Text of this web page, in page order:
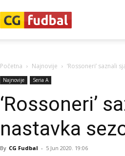
Početna Najnovije ‘Rossoneri’ saznali
Najnovije Seria A
‘Rossoneri’
nastavka
By CG Fudbal - 5 Jun 2020. 19:06